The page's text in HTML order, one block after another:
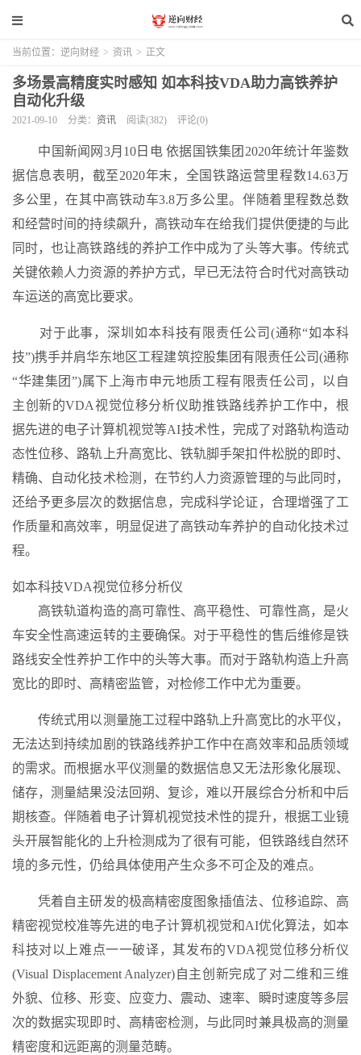
当前位置： 逆向财经 > 资讯 > 正文
多场景高精度实时感知 如本科技VDA助力高铁养护
自动化升级
2021-09-10 分类： 资讯 阅读(382) 评论(0)
中国新闻网3月10日电 依据国铁集团2020年统计年鉴数
据信息表明，截至2020年末，全国铁路运营里程数14.63万
多公里，在其中高铁动车3.8万多公里。伴随着里程数总数
和经营时间的持续飙升，高铁动车在给我们提供便捷的与此
同时，也让高铁路线的养护工作中成为了头等大事。传统式
关键依赖人力资源的养护方式，早已无法符合时代对高铁动
车运送的高宽比要求。
对于此事，深圳如本科技有限责任公司(通称“如本科
技”)携手并肩华东地区工程建筑控股集团有限责任公司(通称
“华建集团”)属下上海市申元地质工程有限责任公司，以自
主创新的VDA视觉位移分析仪助推铁路线养护工作中，根
据先进的电子计算机视觉等AI技术性，完成了对路轨构造动
态性位移、路轨上升高宽比、铁轨脚手架扣件松脱的即时、
精确、自动化技术检测，在节约人力资源管理的与此同时，
还给予更多层次的数据信息，完成科学论证，合理增强了工
作质量和高效率，明显促进了高铁动车养护的自动化技术过
程。
如本科技VDA视觉位移分析仪
高铁轨道构造的高可靠性、高平稳性、可靠性高，是火
车安全性高速运转的主要确保。对于平稳性的售后维修是铁
路线安全性养护工作中的头等大事。而对于路轨构造上升高
宽比的即时、高精密监管，对检修工作中尤为重要。
传统式用以测量施工过程中路轨上升高宽比的水平仪，
无法达到持续加剧的铁路线养护工作中在高效率和品质领域
的需求。而根据水平仪测量的数据信息又无法形象化展现、
储存，测量結果没法回朔、复诊，难以开展综合分析和中后
期核查。伴随着电子计算机视觉技术性的提升，根据工业镜
头开展智能化的上升检测成为了很有可能，但铁路线自然环
境的多元性，仍给具体使用产生众多不可企及的难点。
凭着自主研发的极高精密度图象插值法、位移追踪、高
精密视觉校准等先进的电子计算机视觉和AI优化算法，如本
科技对以上难点一一破译，其发布的VDA视觉位移分析仪
(Visual Displacement Analyzer)自主创新完成了对二维和三维
外貌、位移、形变、应变力、震动、速率、瞬时速度等多层
次的数据实现即时、高精密检测，与此同时兼具极高的测量
精密度和远距离的测量范畴。